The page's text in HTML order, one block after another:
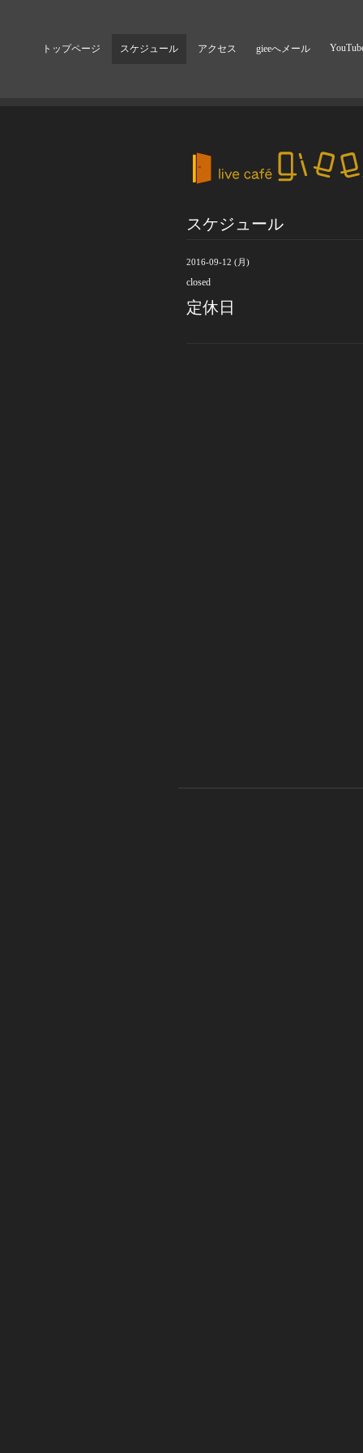
トップページ スケジュール アクセス gieeへメール
スケジュール
2016-09-12 (月)
closed
定休日